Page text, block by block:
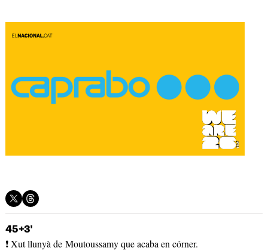
45+3'
❗ Xut llunyà de Moutoussamy que acaba en córner.